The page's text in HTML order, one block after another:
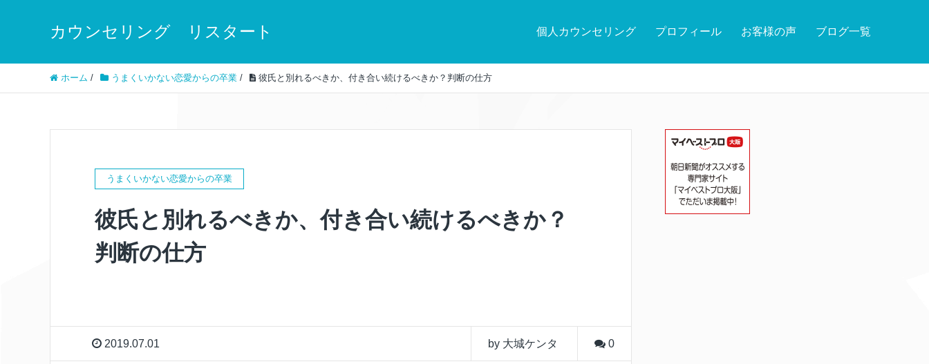
カウンセリング リスタート 個人カウンセリング プロフィール お客様の声 ブログ一覧
ホーム / うまくいかない恋愛からの卒業 / 彼氏と別れるべきか、付き合い続けるべきか？判断の仕方
うまくいかない恋愛からの卒業
彼氏と別れるべきか、付き合い続けるべきか？
判断の仕方
2019.07.01 by 大城ケンタ 0